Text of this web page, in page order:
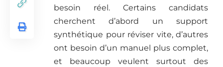
besoin réel. Certains candidats
cherchent d’abord un support
synthétique pour réviser vite, d’autres
ont besoin d’un manuel plus complet,
et beaucoup veulent surtout des